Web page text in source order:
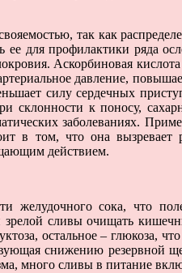
так как
для профилактики ряда
Аскорбиновая
давление,
силу сердечных
к поносу,
заболеваниях.
в том, что она
действием.
сока, что
сливы очищать
остальное – глюкоза,
снижению резервной
много сливы в питание